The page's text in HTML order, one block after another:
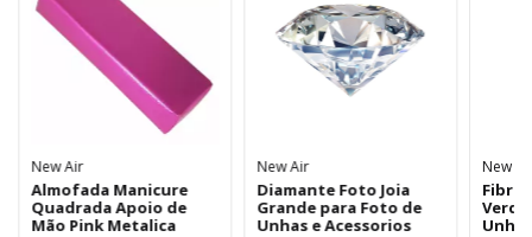
New Air
Almofada Manicure
Quadrada Apoio de
Mão Pink Metalica
New Air
Diamante Foto Joia
Grande para Foto de
Unhas e Acessorios
New
Fibra